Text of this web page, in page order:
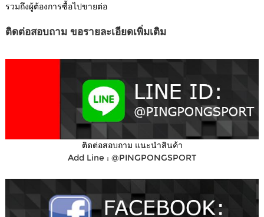
รวมถึงผู้ต้องการซื้อไปขายต่อ
ติดต่อสอบถาม ขอรายละเอียดเพิ่มเติม
ติดต่อสอบถาม แนะนำสินค้า
Add Line : @PINGPONGSPORT